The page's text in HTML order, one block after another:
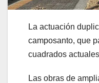
La actuación
camposanto, que
cuadrados
Las obras de